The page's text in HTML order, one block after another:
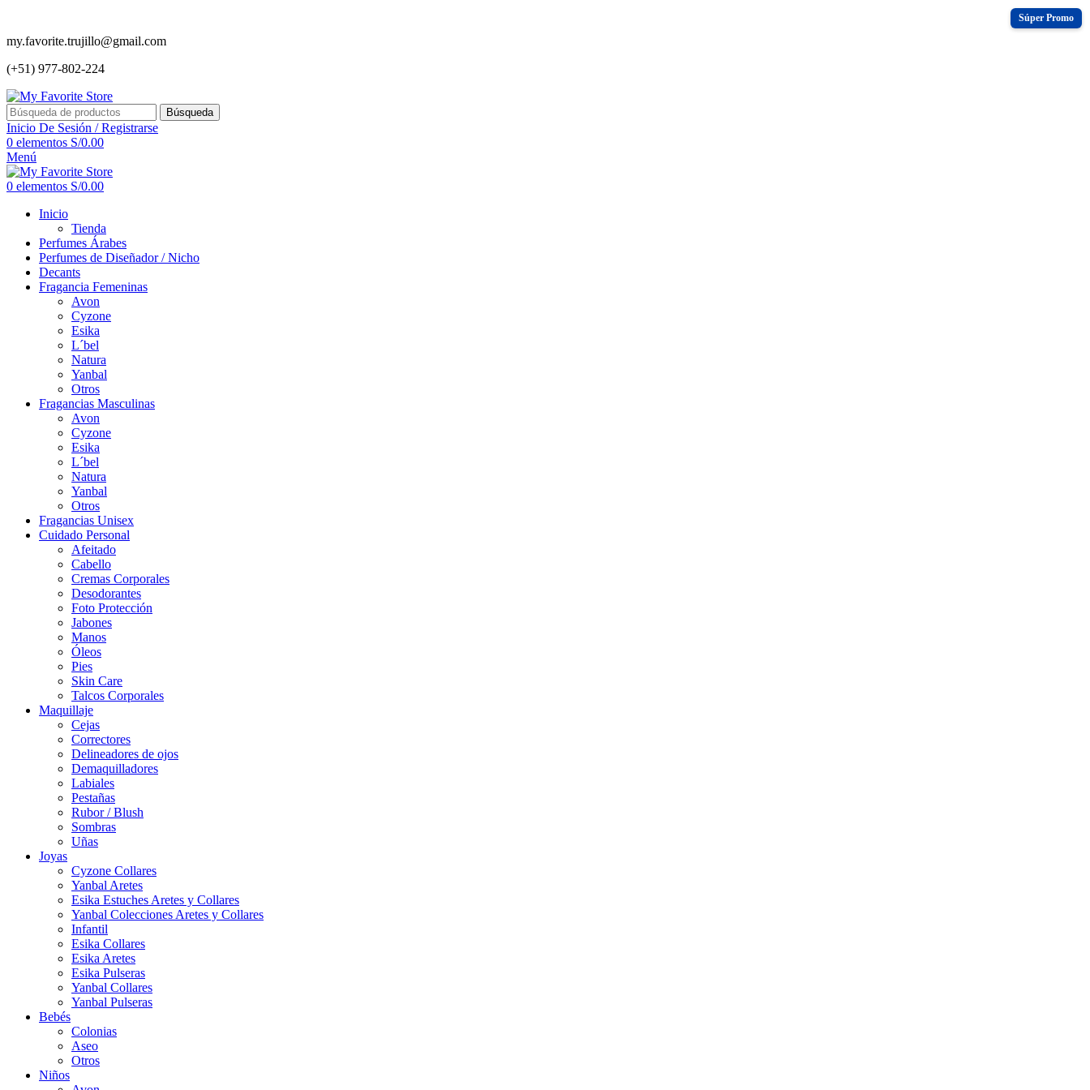
my.favorite.trujillo@gmail.com
(+51) 977-802-224
Búsqueda
Inicio De Sesión / Registrarse
0 elementos S/0.00
Menú
0 elementos S/0.00
Inicio
Tienda
Perfumes Árabes
Perfumes de Diseñador / Nicho
Decants
Fragancia Femeninas
Avon
Cyzone
Esika
L´bel
Natura
Yanbal
Otros
Fragancias Masculinas
Avon
Cyzone
Esika
L´bel
Natura
Yanbal
Otros
Fragancias Unisex
Cuidado Personal
Afeitado
Cabello
Cremas Corporales
Desodorantes
Foto Protección
Jabones
Manos
Óleos
Pies
Skin Care
Talcos Corporales
Maquillaje
Cejas
Correctores
Delineadores de ojos
Demaquilladores
Labiales
Pestañas
Rubor / Blush
Sombras
Uñas
Joyas
Cyzone Collares
Yanbal Aretes
Esika Estuches Aretes y Collares
Yanbal Colecciones Aretes y Collares
Infantil
Esika Collares
Esika Aretes
Esika Pulseras
Yanbal Collares
Yanbal Pulseras
Bebés
Colonias
Aseo
Otros
Niños